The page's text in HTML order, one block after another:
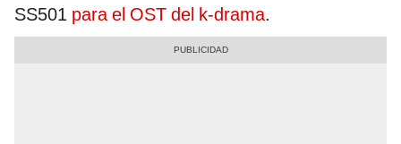
SS501 para el OST del k-drama.